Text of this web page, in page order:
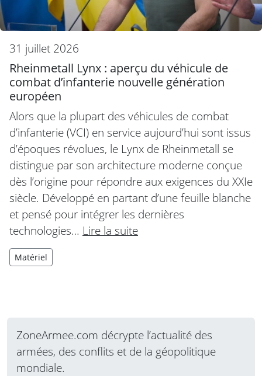
31 juillet 2026
Rheinmetall Lynx : aperçu du véhicule de
combat d’infanterie nouvelle génération
européen
Alors que la plupart des véhicules de combat
d’infanterie (VCI) en service aujourd’hui sont issus
d’époques révolues, le Lynx de Rheinmetall se
distingue par son architecture moderne conçue
dès l’origine pour répondre aux exigences du XXIe
siècle. Développé en partant d’une feuille blanche
et pensé pour intégrer les dernières
technologies… Lire la suite
Matériel
ZoneArmee.com décrypte l’actualité des
armées, des conflits et de la géopolitique
mondiale.